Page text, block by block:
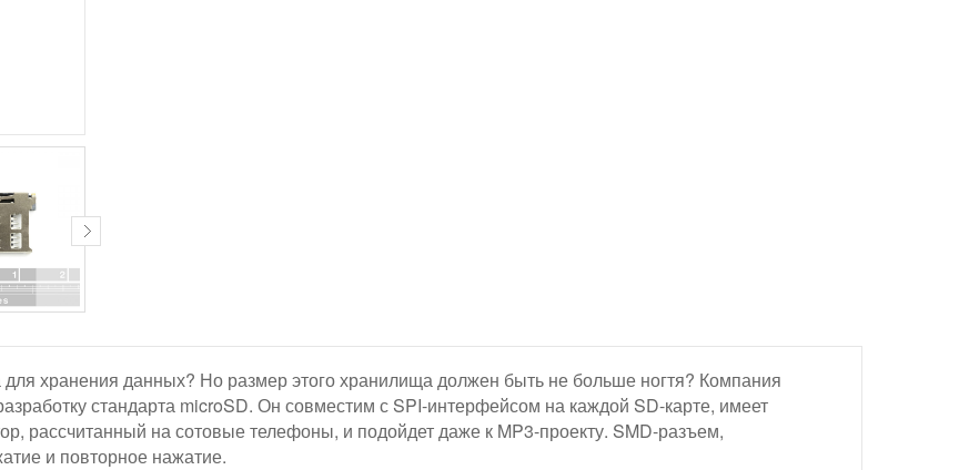
хранения данных? Но размер этого хранилища должен быть не больше ногтя? Компания
стандарта microSD. Он совместим с SPI-интерфейсом на каждой SD-карте, имеет
рассчитанный на сотовые телефоны, и подойдет даже к MP3-проекту. SMD-разъем,
и повторное нажатие.